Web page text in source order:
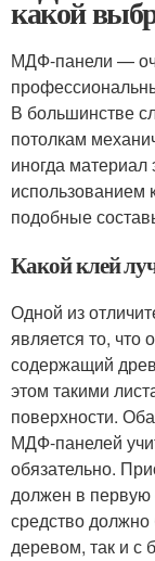
какой
МДФ-панели —
В большинстве
потолкам
иногда
использованием
подобные
Какой клей
Одной из
является то, что
содержащий
этом такими
поверхности.
МДФ-панелей
обязательно.
должен в первую
средство
деревом, так и с